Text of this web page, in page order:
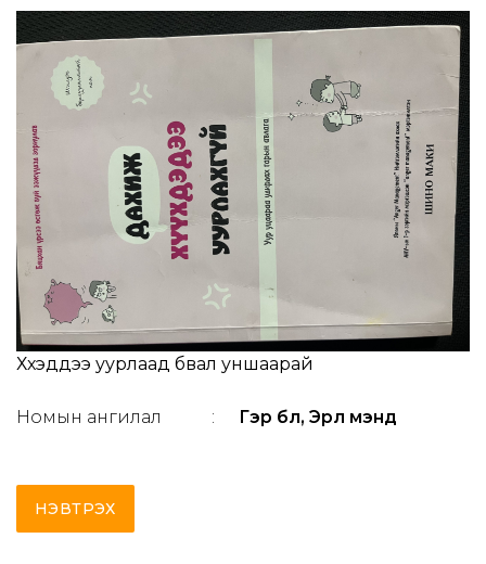
Хүүхэддээ уурлаад бвал уншаарай
Номын ангилал : Гэр бүл, Эрүүл мэнд
НЭВТРЭХ